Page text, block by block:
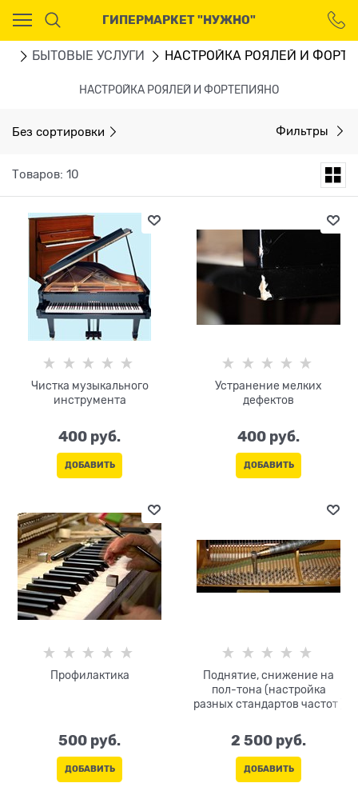
ГИПЕРМАРКЕТ "НУЖНО"
БЫТОВЫЕ УСЛУГИ НАСТРОЙКА РОЯЛЕЙ И
НАСТРОЙКА РОЯЛЕЙ И ФОРТЕПИЯНО
Без сортировки Фильтры
Товаров: 10
Чистка музыкального
инструмента
400 руб.
ДОБАВИТЬ
Устранение мелких
дефектов
400 руб.
ДОБАВИТЬ
Профилактика
500 руб.
ДОБАВИТЬ
Поднятие, снижение на
пол-тона (настройка
разных стандартов частот )
2 500 руб.
ДОБАВИТЬ
Ваш город - Москва,
угадали?
ДА НЕТ